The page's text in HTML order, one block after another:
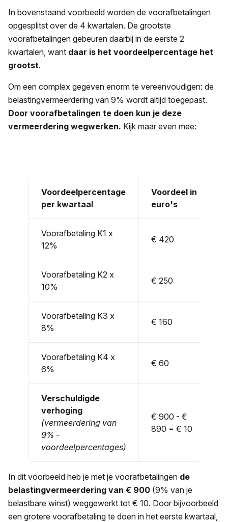
In bovenstaand voorbeeld worden de voorafbetalingen
opgesplitst over de 4 kwartalen. De grootste
voorafbetalingen gebeuren daarbij in de eerste 2
kwartalen, want daar is het voordeelpercentage het
grootst.
Om een complex gegeven enorm te vereenvoudigen: de
belastingvermeerdering van 9% wordt altijd toegepast.
Door voorafbetalingen te doen kun je deze
vermeerdering wegwerken. Kijk maar even mee:
Voordeelpercentage
per kwartaal
Voordeel in
euro's
Voorafbetaling K1 x
12%
€ 420
Voorafbetaling K2 x
10%
€ 250
Voorafbetaling K3 x
8%
€ 160
Voorafbetaling K4 x
6%
€ 60
Verschuldigde
verhoging
(vermeerdering van
9% -
voordeelpercentages)
€ 900 - €
890 = € 10
In dit voorbeeld heb je met je voorafbetalingen de
belastingvermeerdering van € 900 (9% van je
belastbare winst) weggewerkt tot € 10. Door bijvoorbeeld
een grotere voorafbetaling te doen in het eerste kwartaal,